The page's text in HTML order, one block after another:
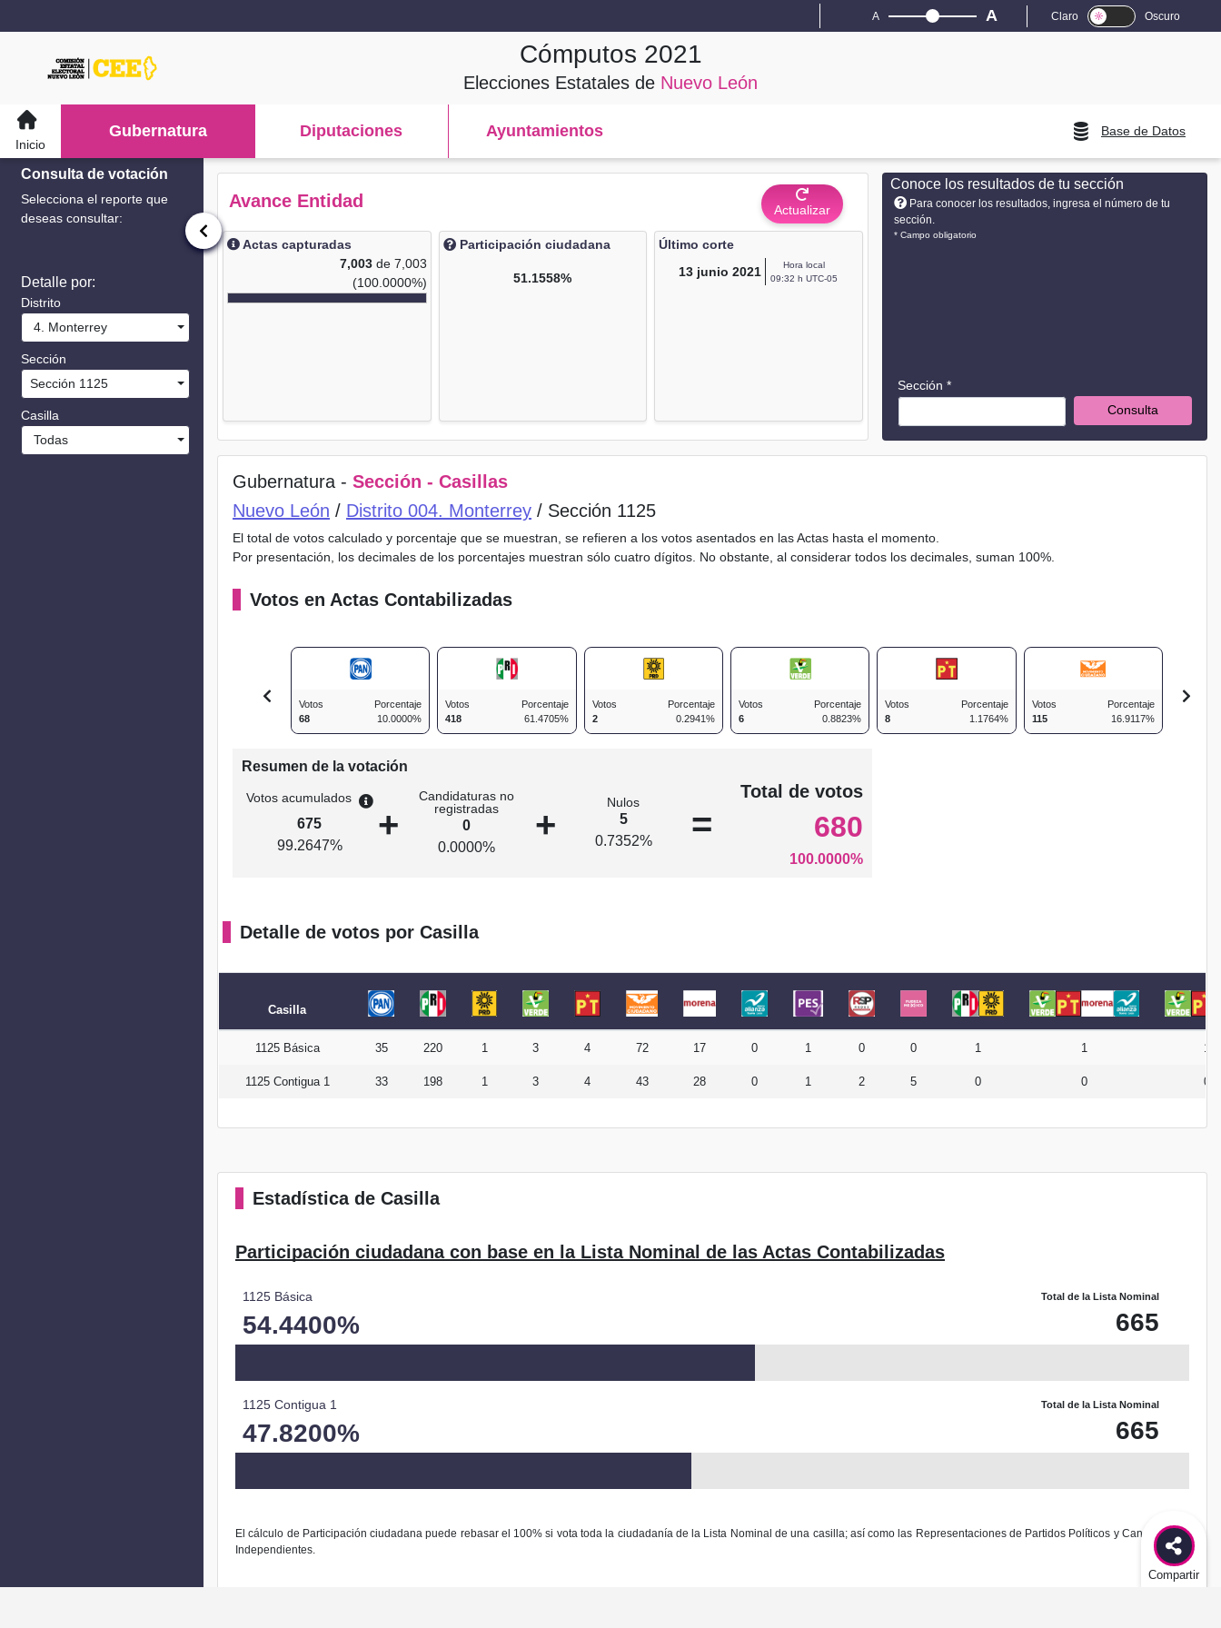
Compartir
A A Claro Oscuro
Cómputos 2021
Elecciones Estatales de Nuevo León
Inicio
Gubernatura Diputaciones Ayuntamientos Base de Datos
Consulta de votación
Selecciona el reporte que
deseas consultar:
Detalle por:
Distrito
4. Monterrey
Sección
Sección 1125
Casilla
Todas
Avance Entidad Actualizar
Actas capturadas
7,003 de 7,003
(100.0000%)
Participación ciudadana
51.1558%
Último corte
13 junio 2021
Hora local
09:32 h UTC-05
Conoce los resultados de tu sección
Para conocer los resultados, ingresa el número de tu
sección.
* Campo obligatorio
Sección *
Consulta
Gubernatura - Sección - Casillas
Nuevo León / Distrito 004. Monterrey / Sección 1125
El total de votos calculado y porcentaje que se muestran, se refieren a los votos asentados en las Actas hasta el momento.
Por presentación, los decimales de los porcentajes muestran sólo cuatro dígitos. No obstante, al considerar todos los decimales, suman 100%.
Votos en Actas Contabilizadas
Votos
68
Porcentaje
10.0000%
Votos
418
Porcentaje
61.4705%
Votos
2
Porcentaje
0.2941%
Votos
6
Porcentaje
0.8823%
Votos
8
Porcentaje
1.1764%
Votos
115
Porcentaje
16.9117%
Votos
Resumen de la votación
Votos acumulados
675
99.2647%
+
Candidaturas no
registradas
0
0.0000%
+
Nulos
5
0.7352%
=
Total de votos
680
100.0000%
Detalle de votos por Casilla
Casilla
1125 Básica 35 220 1 3 4 72 17 0 1 0 0 1 1 1
1125 Contigua 1 33 198 1 3 4 43 28 0 1 2 5 0 0 0
Estadística de Casilla
Participación ciudadana con base en la Lista Nominal de las Actas Contabilizadas
1125 Básica
54.4400%
Total de la Lista Nominal
665
1125 Contigua 1
47.8200%
Total de la Lista Nominal
665
El cálculo de Participación ciudadana puede rebasar el 100% si vota toda la ciudadanía de la Lista Nominal de una casilla; así como las Representaciones de Partidos Políticos y Candidaturas
Independientes.